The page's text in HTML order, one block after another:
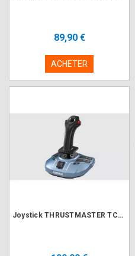
89,90 €
ACHETER
Joystick THRUSTMASTER TCA Sidestick X Airbus edition